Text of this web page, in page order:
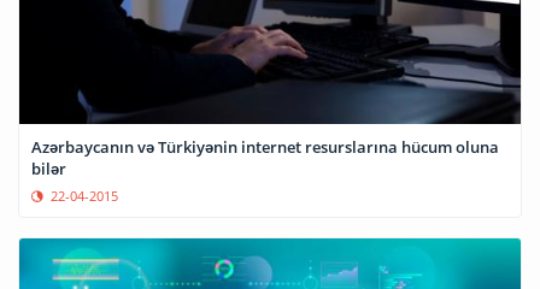
Azərbaycanın və Türkiyənin internet resurslarına hücum oluna
bilər
22-04-2015